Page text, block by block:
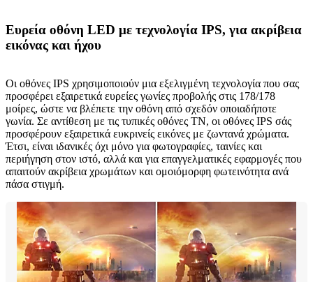
Ευρεία οθόνη LED με τεχνολογία IPS, για ακρίβεια
εικόνας και ήχου
Οι οθόνες IPS χρησιμοποιούν μια εξελιγμένη τεχνολογία που σας
προσφέρει εξαιρετικά ευρείες γωνίες προβολής στις 178/178
μοίρες, ώστε να βλέπετε την οθόνη από σχεδόν οποιαδήποτε
γωνία. Σε αντίθεση με τις τυπικές οθόνες TN, οι οθόνες IPS σάς
προσφέρουν εξαιρετικά ευκρινείς εικόνες με ζωντανά χρώματα.
Έτσι, είναι ιδανικές όχι μόνο για φωτογραφίες, ταινίες και
περιήγηση στον ιστό, αλλά και για επαγγελματικές εφαρμογές που
απαιτούν ακρίβεια χρωμάτων και ομοιόμορφη φωτεινότητα ανά
πάσα στιγμή.